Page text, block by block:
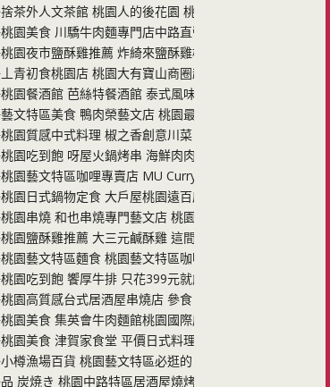
捨茶外人文茶館 桃園人的後花園 桃園古色古香巷弄裡的
桃園美食 川驕牛肉麵專門店中路直營店 這家桃園牛肉麵
桃園夜市鹽酥雞推薦 炸綺來鹽酥雞桃園中正店下午3:30就
丄青初食桃園店 桃園大有寶山商圈超人氣早午餐 桃園網
桃園餐酒館 芭絲特餐酒館 泰式風味料理、進口酒類，價格
藝文特區美食 鴨肉榮藝文店 桃園最文青的鴨肉店 就像咖
桃園質感中式料理 椒之香創意川菜 辣、麻、香卻不嗆不死
桃園吃到飽 呀屋火鍋烤串 海鮮肉肉火鍋 串烤 生啤任你吃
桃園藝文特區咖哩專賣店 MU Curry 暮咖哩 停車方便無服
桃園日式鍋物定食 大戶屋桃園遠百店 平價日式高品質好料
桃園串燒 和也串燒專門藝文店 桃園最有氣氛的串燒居酒屋
桃園鹽酥雞推薦 大三元鹹酥雞 這間絕對可以說是桃園特色
桃園藝文特區麵食 桃園藝文特區咖啡廳 潮月沙茶匠私房
桃園吃到飽 饗厚牛排 只花399元就能海鮮、披薩、中西式
桃園高質感台式居酒屋串燒店 參食 桃園火車站走路5分鐘
桃園美食 集英會牛肉麵館桃園國際店 店家環境好乾淨 牛
桃園美食 津賀家食堂 平價日式料理與串燒 午餐或者下班
小樽漁場百貨 桃園藝文特區必逛的日本吃喝玩樂專賣店 日
品 炭焼き 桃園中路特區居酒屋燒烤 串燒平價美味 假日還